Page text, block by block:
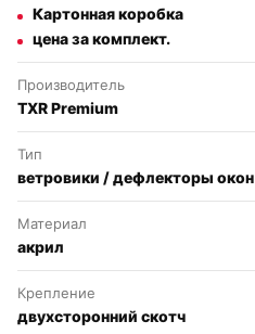
Картонная коробка
цена за комплект.
Производитель
TXR Premium
Тип
ветровики / дефлекторы окон
Материал
акрил
Крепление
двухсторонний скотч